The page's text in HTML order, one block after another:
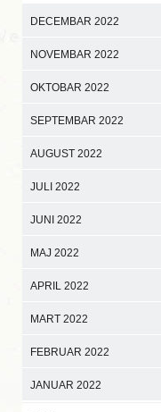
DECEMBAR 2022
NOVEMBAR 2022
OKTOBAR 2022
SEPTEMBAR 2022
AUGUST 2022
JULI 2022
JUNI 2022
MAJ 2022
APRIL 2022
MART 2022
FEBRUAR 2022
JANUAR 2022